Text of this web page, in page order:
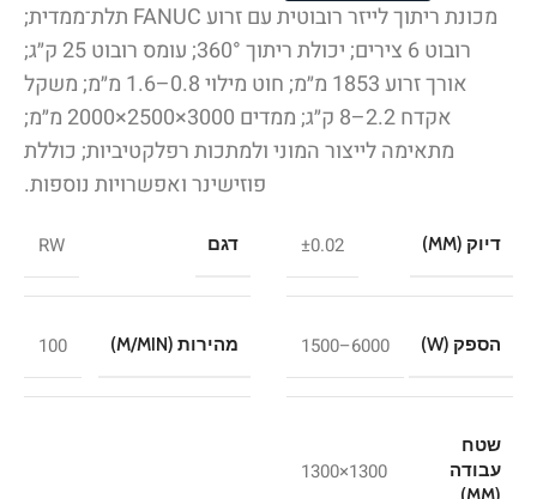
מכונת ריתוך לייזר רובוטית עם זרוע FANUC תלת־ממדית;
רובוט 6 צירים; יכולת ריתוך 360°; עומס רובוט 25 ק״ג;
אורך זרוע 1853 מ״מ; חוט מילוי 0.8–1.6 מ״מ; משקל
אקדח 2.2–8 ק״ג; ממדים 3000×2500×2000 מ״מ;
מתאימה לייצור המוני ולמתכות רפלקטיביות; כוללת
פוזישינר ואפשרויות נוספות.
דיוק (MM) ±0.02 דגם RW
הספק (W) 6000–1500 מהירות (M/MIN) 100
שטח
עבודה
1300×1300